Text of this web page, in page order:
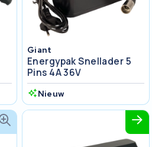
Giant
Energypak Snellader 5
Pins 4A 36V
Nieuw